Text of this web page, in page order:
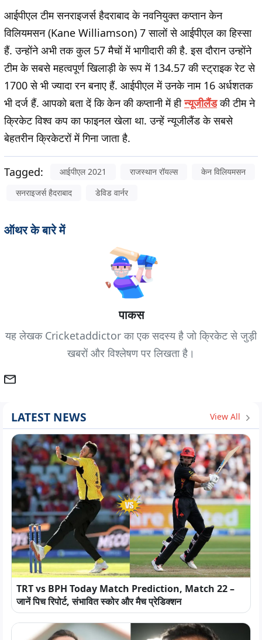
आईपीएल टीम सनराइजर्स हैदराबाद के नवनियुक्त कप्तान केन
विलियमसन (Kane Williamson) 7 सालों से आईपीएल का हिस्सा
हैं. उन्होंने अभी तक कुल 57 मैचों में भागीदारी की है. इस दौरान उन्होंने
टीम के सबसे महत्वपूर्ण खिलाड़ी के रूप में 134.57 की स्ट्राइक रेट से
1700 से भी ज्यादा रन बनाए हैं. आईपीएल में उनके नाम 16 अर्धशतक
भी दर्ज हैं. आपको बता दें कि केन की कप्तानी में हीन्यूजीलैंडकी टीम ने
क्रिकेट विश्व कप का फाइनल खेला था. उन्हें न्यूजीलैंड के सबसे
बेहतरीन क्रिकेटरों में गिना जाता है.
Tagged: आईपीएल 2021 राजस्थान रॉयल्स
केन विलियमसन
सनराइजर्स हैदराबाद
डेविड वार्नर
ऑथर के बारे में
पाकस
यह लेखक Cricketaddictor का एक सदस्य है जो क्रिकेट से जुड़ी
खबरों और विश्लेषण पर लिखता है।
LATEST NEWS View All
TRT vs BPH Today Match Prediction, Match 22 –
जानें पिच रिपोर्ट, संभावित स्कोर और मैच प्रेडिक्शन